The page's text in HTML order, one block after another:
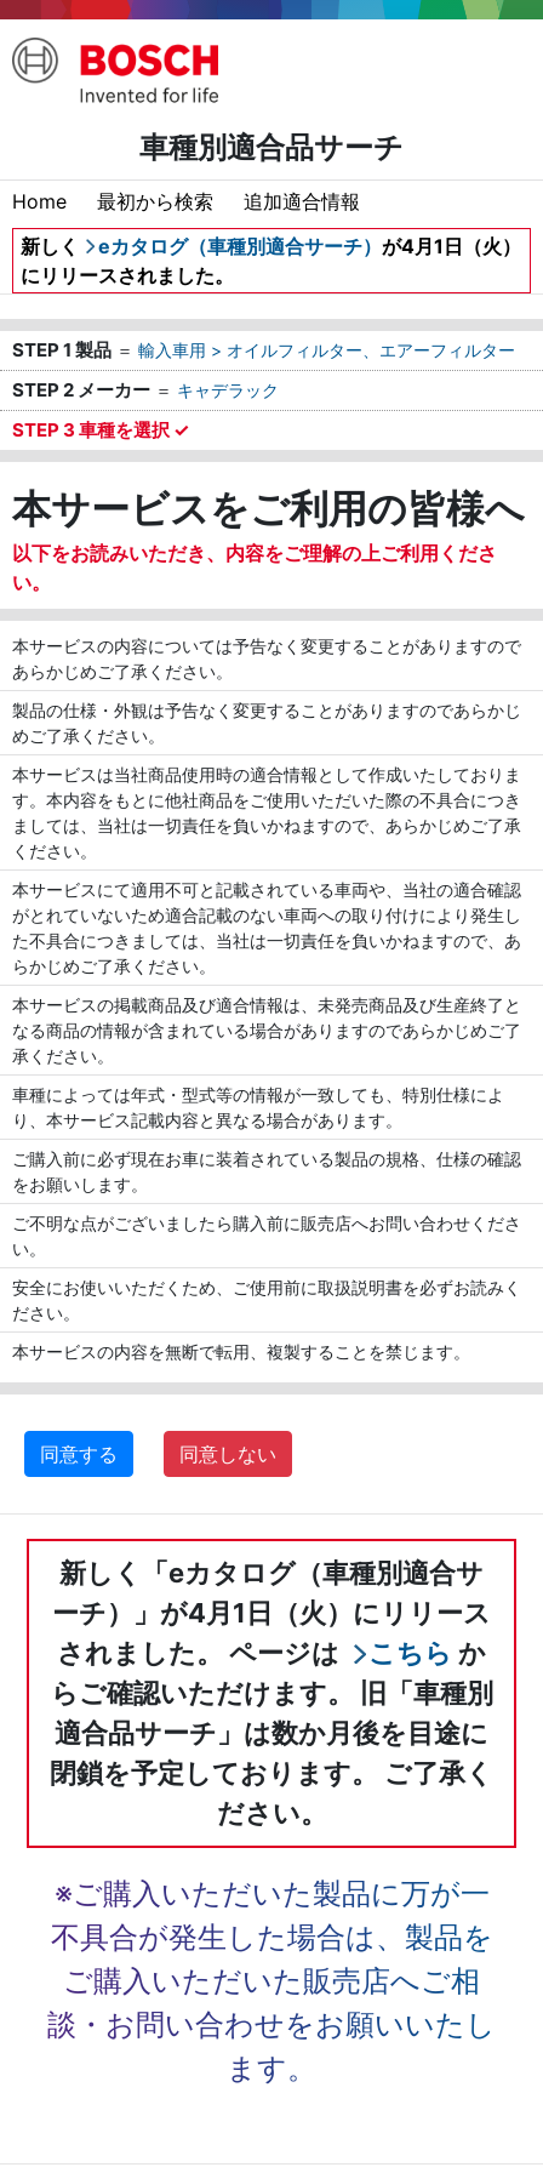
車種別適合品サーチ
Home 最初から検索
追加適合情報
新しく
eカタログ（車種別適合サーチ） が4月1日（火）
にリリースされました。
STEP 1 製品 ＝ 輸入車用 > オイルフィルター、エアーフィルター
STEP 2 メーカー ＝ キャデラック
STEP 3 車種を選択 ✓
本サービスをご利用の皆様へ
以下をお読みいただき、内容をご理解の上ご利用くださ
い。
本サービスの内容については予告なく変更することがありますので
あらかじめご了承ください。
製品の仕様・外観は予告なく変更することがありますのであらかじ
めご了承ください。
本サービスは当社商品使用時の適合情報として作成いたしておりま
す。本内容をもとに他社商品をご使用いただいた際の不具合につき
ましては、当社は一切責任を負いかねますので、あらかじめご了承
ください。
本サービスにて適用不可と記載されている車両や、当社の適合確認
がとれていないため適合記載のない車両への取り付けにより発生し
た不具合につきましては、当社は一切責任を負いかねますので、あ
らかじめご了承ください。
本サービスの掲載商品及び適合情報は、未発売商品及び生産終了と
なる商品の情報が含まれている場合がありますのであらかじめご了
承ください。
車種によっては年式・型式等の情報が一致しても、特別仕様によ
り、本サービス記載内容と異なる場合があります。
ご購入前に必ず現在お車に装着されている製品の規格、仕様の確認
をお願いします。
ご不明な点がございましたら購入前に販売店へお問い合わせくださ
い。
安全にお使いいただくため、ご使用前に取扱説明書を必ずお読みく
ださい。
本サービスの内容を無断で転用、複製することを禁じます。
同意する 同意しない
新しく「eカタログ（車種別適合サ
ーチ）」が4月1日（火）にリリース
されました。
ページは こちら か
らご確認いただけます。
旧「車種別
適合品サーチ」は数か月後を目途に
閉鎖を予定しております。
ご了承く
ださい。
※ご購入いただいた製品に万が一
不具合が発生した場合は、 製品を
ご購入いただいた販売店へご相
談・お問い合わせをお願いいたし
ます。